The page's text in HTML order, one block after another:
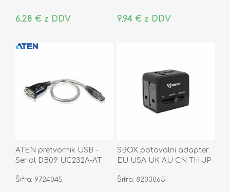
6,28 € z DDV 9,94 € z DDV
ATEN pretvornik USB -
Serial DB09 UC232A-AT
Šifra: 9724045
SBOX potovalni adapter
EU USA UK AU CN TH JP
Šifra: 8203065